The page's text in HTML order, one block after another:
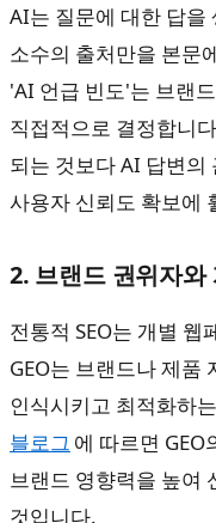
AI는 질문에 대한 답을
소수의 출처만을 본문
'AI 언급 빈도'는 브랜
직접적으로 결정합니
되는 것보다 AI 답변의
사용자 신뢰도 확보에
2. 브랜드 권위자
전통적 SEO는 개별
GEO는 브랜드나 제품
인식시키고 최적화하
블로그 에 따르면 GEO
브랜드 영향력을 높여
것입니다.